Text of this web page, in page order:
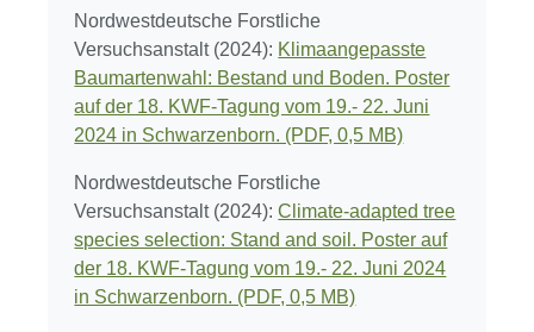
Nordwestdeutsche Forstliche
Versuchsanstalt (2024): Klimaangepasste
Baumartenwahl: Bestand und Boden. Poster
auf der 18. KWF-Tagung vom 19.- 22. Juni
2024 in Schwarzenborn. (PDF, 0,5 MB)
Nordwestdeutsche Forstliche
Versuchsanstalt (2024):Climate-adapted tree
species selection: Stand and soil. Poster auf
der 18. KWF-Tagung vom 19.- 22. Juni 2024
in Schwarzenborn. (PDF, 0,5 MB)